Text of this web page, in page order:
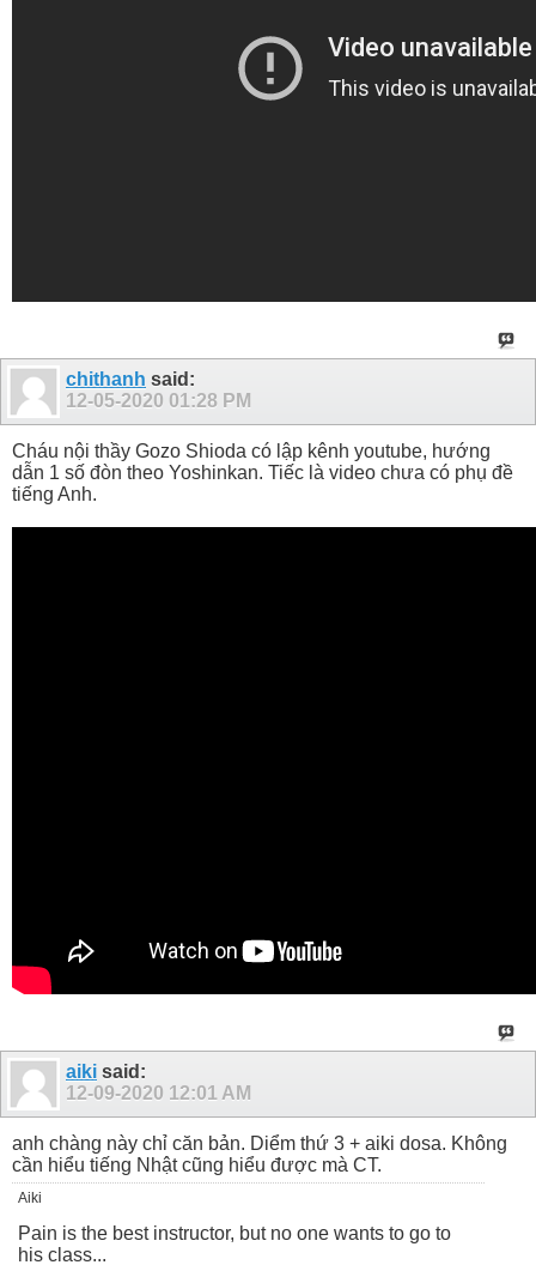
chithanh said:
12-05-2020 01:28 PM
Cháu nội thầy Gozo Shioda có lập kênh youtube, hướng
dẫn 1 số đòn theo Yoshinkan. Tiếc là video chưa có phụ đề
tiếng Anh.
aiki said:
12-09-2020 12:01 AM
anh chàng này chỉ căn bản. Diểm thứ 3 + aiki dosa. Không
cần hiểu tiếng Nhật cũng hiểu được mà CT.
Aiki
Pain is the best instructor, but no one wants to go to
his class...